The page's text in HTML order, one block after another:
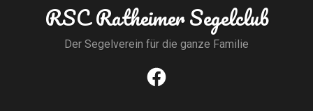
RSC Ratheimer Segelclub
Der Segelverein für die ganze Familie
Facebook